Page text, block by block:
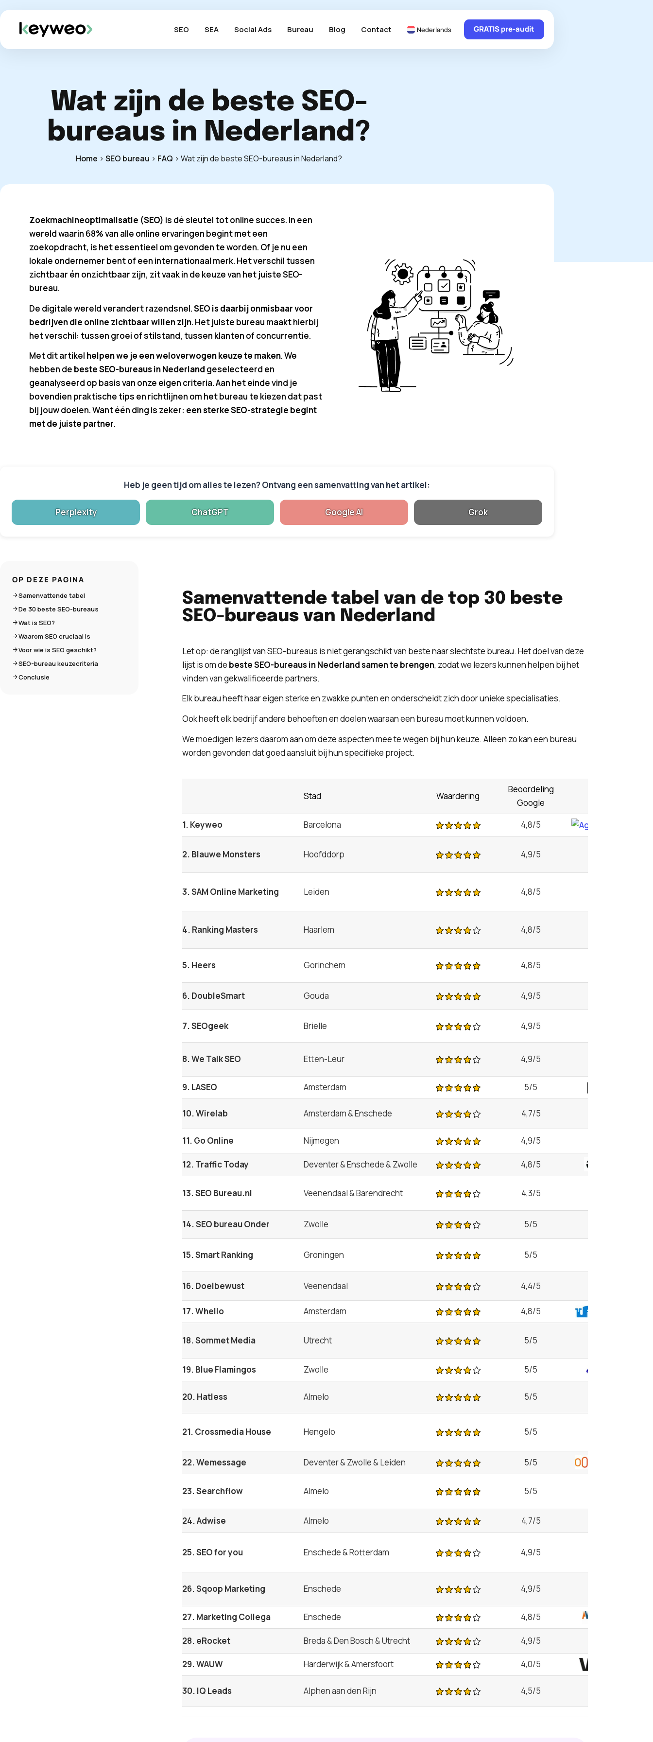
SEO SEA Social Ads Bureau Blog Contact Nederlands GRATIS pre-audit
Wat zijn de beste SEO-
bureaus in Nederland?
Home > SEO bureau > FAQ > Wat zijn de beste SEO-bureaus in Nederland?
Zoekmachineoptimalisatie (SEO) is dé sleutel tot online succes. In een
wereld waarin 68% van alle online ervaringen begint met een
zoekopdracht, is het essentieel om gevonden te worden. Of je nu een
lokale ondernemer bent of een internationaal merk. Het verschil tussen
zichtbaar én onzichtbaar zijn, zit vaak in de keuze van het juiste SEO-
bureau.
De digitale wereld verandert razendsnel.SEO is daarbij onmisbaar voor
bedrijven die online zichtbaar willen zijn. Het juiste bureau maakt hierbij
het verschil: tussen groei of stilstand, tussen klanten of concurrentie.
Met dit artikel helpen we je een weloverwogen keuze te maken. We
hebben de beste SEO-bureaus in Nederland geselecteerd en
geanalyseerd op basis van onze eigen criteria. Aan het einde vind je
bovendien praktische tips en richtlijnen om het bureau te kiezen dat past
bij jouw doelen. Want één ding is zeker: een sterke SEO-strategie begint
met de juiste partner.
Heb je geen tijd om alles te lezen? Ontvang een samenvatting van het artikel:
Perplexity ChatGPT Google AI Grok
OP DEZE PAGINA
Samenvattende tabel
De 30 beste SEO-bureaus
Wat is SEO?
Waarom SEO cruciaal is
Voor wie is SEO geschikt?
SEO-bureau keuzecriteria
Conclusie
Samenvattende tabel van de top 30 beste
SEO-bureaus van Nederland
Let op: de ranglijst van SEO-bureaus is niet gerangschikt van beste naar slechtste bureau. Het doel van deze
lijst is om de beste SEO-bureaus in Nederland samen te brengen, zodat we lezers kunnen helpen bij het
vinden van gekwalificeerde partners.
Elk bureau heeft haar eigen sterke en zwakke punten en onderscheidt zich door unieke specialisaties.
Ook heeft elk bedrijf andere behoeften en doelen waaraan een bureau moet kunnen voldoen.
We moedigen lezers daarom aan om deze aspecten mee te wegen bij hun keuze. Alleen zo kan een bureau
worden gevonden dat goed aansluit bij hun specifieke project.
Stad Waardering
Beoordeling
Google
1. Keyweo Barcelona 4,8/5
2. Blauwe Monsters Hoofddorp 4,9/5
3. SAM Online Marketing Leiden 4,8/5
4. Ranking Masters Haarlem 4,8/5
5. Heers Gorinchem 4,8/5
6. DoubleSmart Gouda 4,9/5
7. SEOgeek Brielle 4,9/5
8. We Talk SEO Etten-Leur 4,9/5
9. LASEO Amsterdam 5/5
10. Wirelab Amsterdam & Enschede 4,7/5
11. Go Online Nijmegen 4,9/5
12. Traffic Today Deventer & Enschede & Zwolle 4,8/5
13. SEO Bureau.nl Veenendaal & Barendrecht 4,3/5
14. SEO bureau Onder Zwolle 5/5
15. Smart Ranking Groningen 5/5
16. Doelbewust Veenendaal 4,4/5
17. Whello Amsterdam 4,8/5
18. Sommet Media Utrecht 5/5
19. Blue Flamingos Zwolle 5/5
20. Hatless Almelo 5/5
21. Crossmedia House Hengelo 5/5
22. Wemessage Deventer & Zwolle & Leiden 5/5
23. Searchflow Almelo 5/5
24. Adwise Almelo 4,7/5
25. SEO for you Enschede & Rotterdam 4,9/5
26. Sqoop Marketing Enschede 4,9/5
27. Marketing Collega Enschede 4,8/5
28. eRocket Breda & Den Bosch & Utrecht 4,9/5
29. WAUW Harderwijk & Amersfoort 4,0/5
30. IQ Leads Alphen aan den Rijn 4,5/5